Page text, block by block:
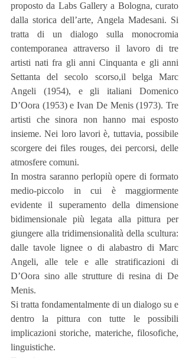
proposto da Labs Gallery a Bologna, curato
dalla storica dell’arte, Angela Madesani. Si
tratta di un dialogo sulla monocromia
contemporanea attraverso il lavoro di tre
artisti nati fra gli anni Cinquanta e gli anni
Settanta del secolo scorso,il belga Marc
Angeli (1954), e gli italiani Domenico
D’Oora (1953) e Ivan De Menis (1973). Tre
artisti che sinora non hanno mai esposto
insieme. Nei loro lavori è, tuttavia, possibile
scorgere dei files rouges, dei percorsi, delle
atmosfere comuni.
In mostra saranno perlopiù opere di formato
medio-piccolo in cui è maggiormente
evidente il superamento della dimensione
bidimensionale più legata alla pittura per
giungere alla tridimensionalità della scultura:
dalle tavole lignee o di alabastro di Marc
Angeli, alle tele e alle stratificazioni di
D’Oora sino alle strutture di resina di De
Menis.
Si tratta fondamentalmente di un dialogo su e
dentro la pittura con tutte le possibili
implicazioni storiche, materiche, filosofiche,
linguistiche.